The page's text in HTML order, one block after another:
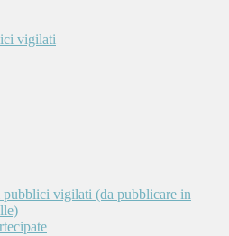
vigilati
pubblici vigilati (da pubblicare in